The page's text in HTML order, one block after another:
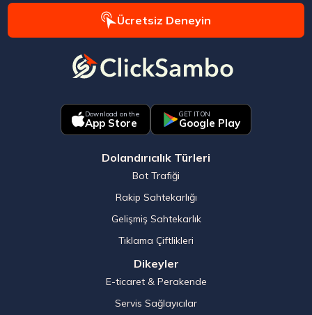
Ücretsiz Deneyin
Download on the
App Store
GET IT ON
Google Play
Dolandırıcılık Türleri
Bot Trafiği
Rakip Sahtekarlığı
Gelişmiş Sahtekarlık
Tıklama Çiftlikleri
Dikeyler
E-ticaret & Perakende
Servis Sağlayıcılar